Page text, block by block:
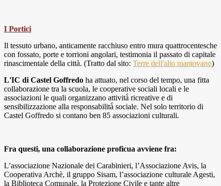
I Portici
Il tessuto urbano, anticamente racchiuso entro mura quattrocentesche
con fossato, porte e torrioni angolari, testimonia il passato di capitale
rinascimentale della città. (Tratto dal sito: Terre dell'alto mantovano)
L'IC di Castel Goffredo ha attuato, nel corso del tempo, una fitta
collaborazione tra la scuola, le cooperative sociali locali e le
associazioni le quali organizzano attività̀ ricreative e di
sensibilizzazione alla responsabilità̀ sociale. Nel solo territorio di
Castel Goffredo si contano ben 85 associazioni culturali.
Fra questi, una collaborazione proficua avviene fra:
L’associazione Nazionale dei Carabinieri, l’Associazione Avis, la
Cooperativa Archè, il gruppo Sisam, l’associazione culturale Agesti,
la Biblioteca Comunale, la Protezione Civile e tante altre